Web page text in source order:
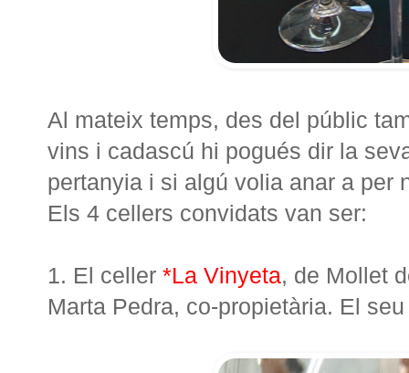
Al mateix temps, des del públic
vins i cadascú hi pogués dir la
pertanyia i si algú volia anar a per
Els 4 cellers convidats van ser:
1. El celler *La Vinyeta, de Mollet
Marta Pedra, co-propietària. El